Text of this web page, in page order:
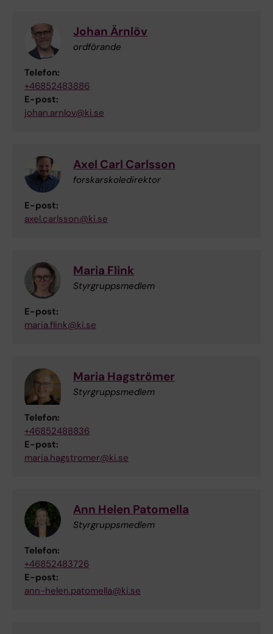
Johan Ärnlöv
ordförande
Telefon:
+46852483886
E-post:
johan.arnlov@ki.se
Axel Carl Carlsson
forskarskoledirektor
E-post:
axel.carlsson@ki.se
Maria Flink
Styrgruppsmedlem
E-post:
maria.flink@ki.se
Maria Hagströmer
Styrgruppsmedlem
Telefon:
+46852488836
E-post:
maria.hagstromer@ki.se
Ann Helen Patomella
Styrgruppsmedlem
Telefon:
+46852483726
E-post:
ann-helen.patomella@ki.se